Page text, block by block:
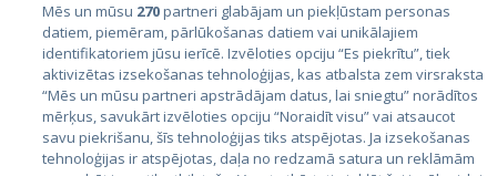
Страны
Эстония
Латвия
Литва
Mēs un mūsu 270partneri glabājam un piekļūstam personas
datiem, piemēram, pārlūkošanas datiem vai unikālajiem
identifikatoriem jūsu ierīcē. Izvēloties opciju “Es piekrītu”, tiek
aktivizētas izsekošanas tehnoloģijas, kas atbalsta zem virsraksta
“Mēs un mūsu partneri apstrādājam datus, lai sniegtu” norādītos
mērķus, savukārt izvēloties opciju “Noraidīt visu” vai atsaucot
savu piekrišanu, šīs tehnoloģijas tiks atspējotas. Ja izsekošanas
tehnoloģijas ir atspējotas, daļa no redzamā satura un reklāmām